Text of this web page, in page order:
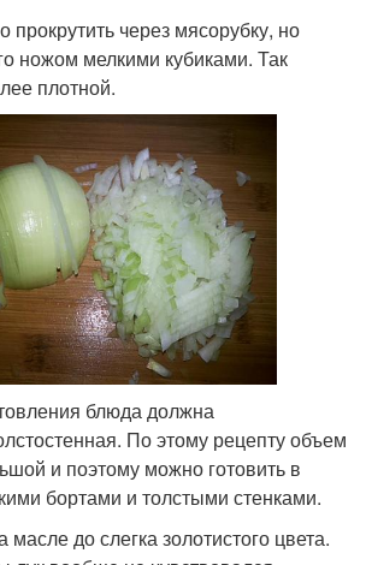
прокрутить через мясорубку, но
ножом мелкими кубиками. Так
плотной.
блюда должна
По этому рецепту объем
и поэтому можно готовить в
бортами и толстыми стенками.
до слегка золотистого цвета.